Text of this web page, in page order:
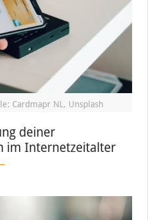
Cardmapr NL, Unsplash
deiner
im Internetzeitalter